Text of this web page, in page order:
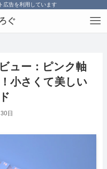
広告を利用しています
ュー：ピンク軸
小さくて美しい
日